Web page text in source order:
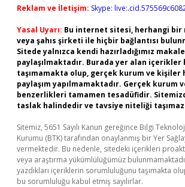
Reklam ve İletişim: Skype:
Yasal Uyarı: Bu internet sitesi, herhangi bir
veya şahıs şirketi ile hiçbir bağlantısı
Sitede yalnızca kendi hazırladığımız
paylaşılmaktadır. Burada yer alan
taşımamakta olup, gerçek kurum ve kişiler
paylaşım yapılmamaktadır. Gerçek kurum
benzerlikleri tamamen tesadüfidir.
taslak halindedir ve tavsiye niteliği
Sitemiz, 5651 Sayılı Kanun gereğince Bilgi
Kurumu (BTK) tarafından onaylanmış bir Yer
vermektedir. Bu nedenle, sitedeki içerikleri
veya araştırma yükümlülüğümüz
yazdıkları içeriklerin sorumluluğunu taşımakta
bu sorumluluğu kabul etmiş sayılırlar.